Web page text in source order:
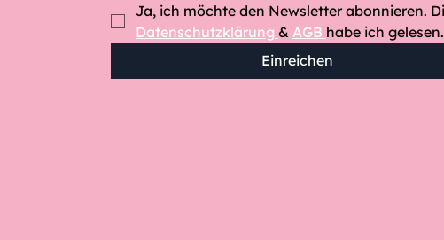
Datenschutzklärung & AGB habe ich gelesen.
Einreichen